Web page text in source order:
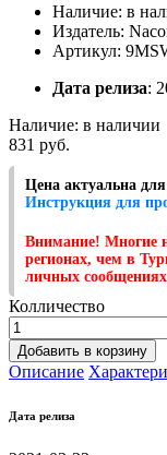
Наличие: в
Издатель:
Артикул:
Дата релиза:
Наличие: в наличии
831 руб.
Цена актуальна
Инструкция для
Внимание! Многие
регионах, чем в
личных сообщениях
Колличество
Добавить в корзину
Описание
Дата релиза